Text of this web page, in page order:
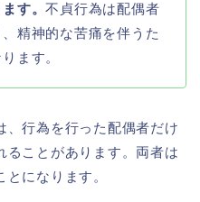
す。不貞行為は配偶者
精神的な苦痛を伴うた
ます。
、行為を行った配偶者だけ
ることがあります。両者は
になります。